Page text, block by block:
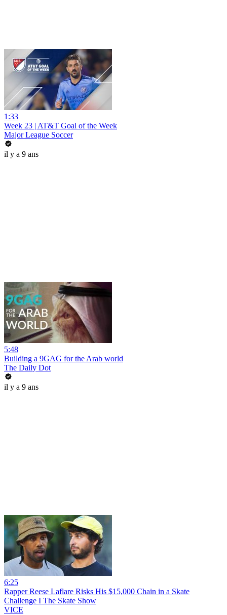
1:33
Week 23 | AT&T Goal of the Week
Major League Soccer
il y a 9 ans
5:48
Building a 9GAG for the Arab world
The Daily Dot
il y a 9 ans
6:25
Rapper Reese Laflare Risks His $15,000 Chain in a Skate
Challenge I The Skate Show
VICE